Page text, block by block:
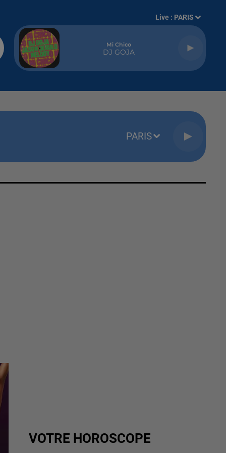
Live : PARIS
Mi Chico
DJ GOJA
PARIS
VOTRE HOROSCOPE